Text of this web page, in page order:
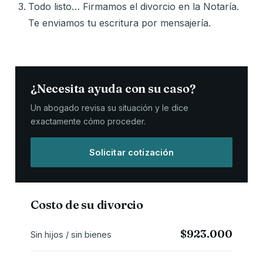
Todo listo… Firmamos el divorcio en la Notaría.
Te enviamos tu escritura por mensajería.
¿Necesita ayuda con su caso?
Un abogado revisa su situación y le dice
exactamente cómo proceder.
Solicitar cotización
Costo de su divorcio
Sin hijos / sin bienes $923.000